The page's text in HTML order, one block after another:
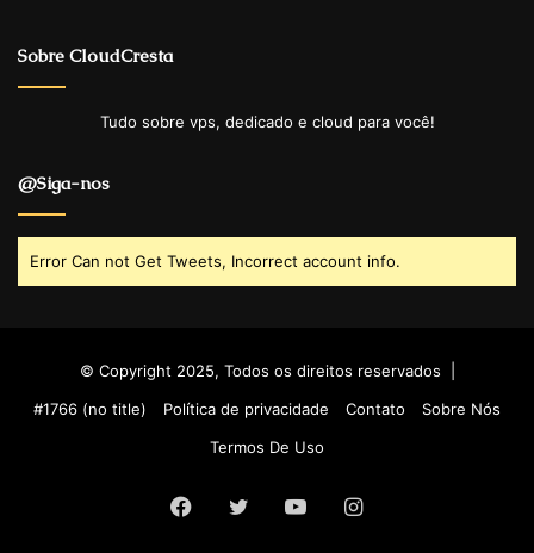
Sobre CloudCresta
Tudo sobre vps, dedicado e cloud para você!
@Siga-nos
Error Can not Get Tweets, Incorrect account info.
© Copyright 2025, Todos os direitos reservados |
#1766 (no title)
Política de privacidade Contato
Sobre Nós
Termos De Uso
Facebook
Twitter YouTubeInstagram